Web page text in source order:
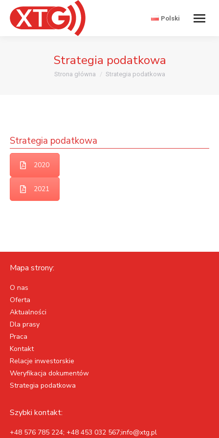
Polski
Strategia podatkowa
Jesteś tutaj:
Strona główna Strategia podatkowa
Strategia podatkowa
2020
2021
Mapa strony:
O nas
Oferta
Aktualności
Dla prasy
Praca
Kontakt
Relacje inwestorskie
Weryfikacja dokumentów
Strategia podatkowa
Szybki kontakt:
+48 576 785 224; +48 453 032 567;info@xtg.pl